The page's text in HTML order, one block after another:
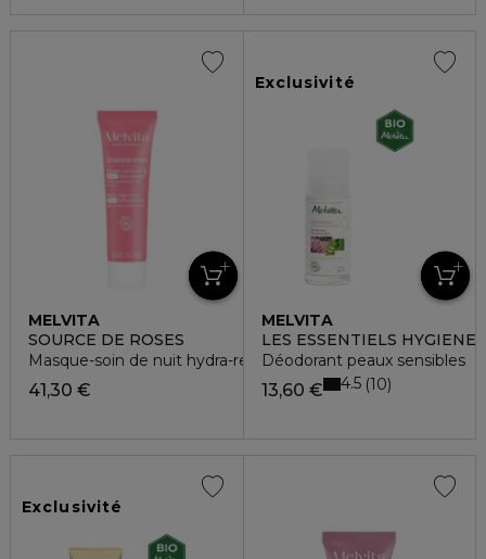
MELVITA
SOURCE DE ROSES
Masque-soin de nuit hydra-repulpant
41,30 €
Exclusivité
MELVITA
LES ESSENTIELS HYGIENE
Déodorant peaux sensibles
13,60 € 4.5 10
Exclusivité